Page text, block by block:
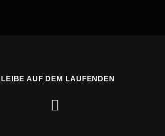
AUF DEM LAUFENDEN